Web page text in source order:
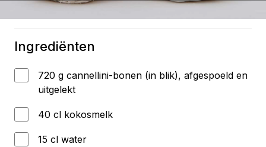
Ingrediënten
720 g cannellini-bonen (in blik), afgespoeld en
uitgelekt
40 cl kokosmelk
15 cl water